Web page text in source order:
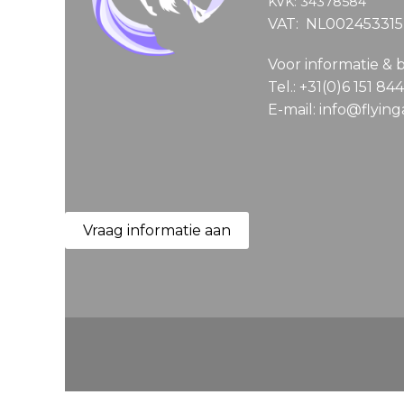
VAT:
Voor informatie &
Tel.: +31(0)6 151
E-mail:
Vraag informatie aan